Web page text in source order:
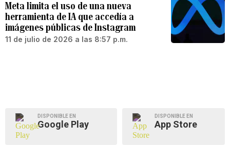
Meta limita el uso de una nueva
herramienta de IA que accedía a
imágenes públicas de Instagram
11 de julio de 2026 a las 8:57 p.m.
DISPONIBLE EN
Google Play
DISPONIBLE EN
App Store